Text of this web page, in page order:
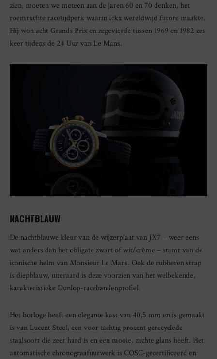
zien, moeten we meteen aan de jaren 60 en 70 denken, het
roemruchte racetijdperk waarin Ickx wereldwijd furore maakte.
Hij won acht Grands Prix en zegevierde tussen 1969 en 1982 zes
keer tijdens de 24 Uur van Le Mans.
NACHTBLAUW
De nachtblauwe kleur van de wijzerplaat van JX7 – weer eens
wat anders dan het obligate zwart of wit/crème – stamt van de
iconische helm van Monsieur Le Mans. Ook de rubberen strap
is diepblauw, uiteraard is deze voorzien van het welbekende,
karakteristieke Dunlop-racebandenprofiel.
Het horloge heeft een elegante kast van 40,5 mm en is gemaakt
is van Lucent Steel, een voor tachtig procent gerecyclede
staalsoort die zeer hard is en een mooie, zachte glans heeft. Het
automatische chronograafuurwerk is COSC-gecertificeerd en